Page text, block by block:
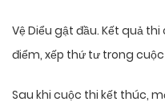
Vệ Diểu gật đầu. Kết quả
điểm, xếp thứ tư trong
Sau khi cuộc thi kết thúc,